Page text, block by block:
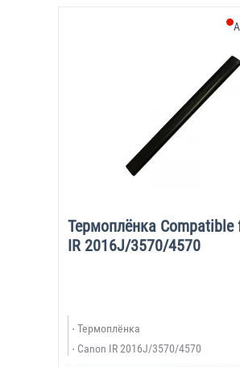
Термоплёнка Compatible
IR 2016J/3570/4570
Термоплёнка
Canon IR 2016J/3570/4570